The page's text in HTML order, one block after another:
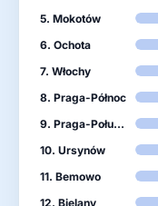
5. Mokotów
6. Ochota
7. Włochy
8. Praga-Północ
9. Praga-Południe
10. Ursynów
11. Bemowo
12. Bielany